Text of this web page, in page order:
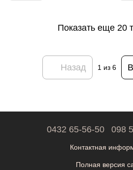
Показать еще 20
Назад 1из 6
0432 65-56-50 098
Контактная
Полная версия